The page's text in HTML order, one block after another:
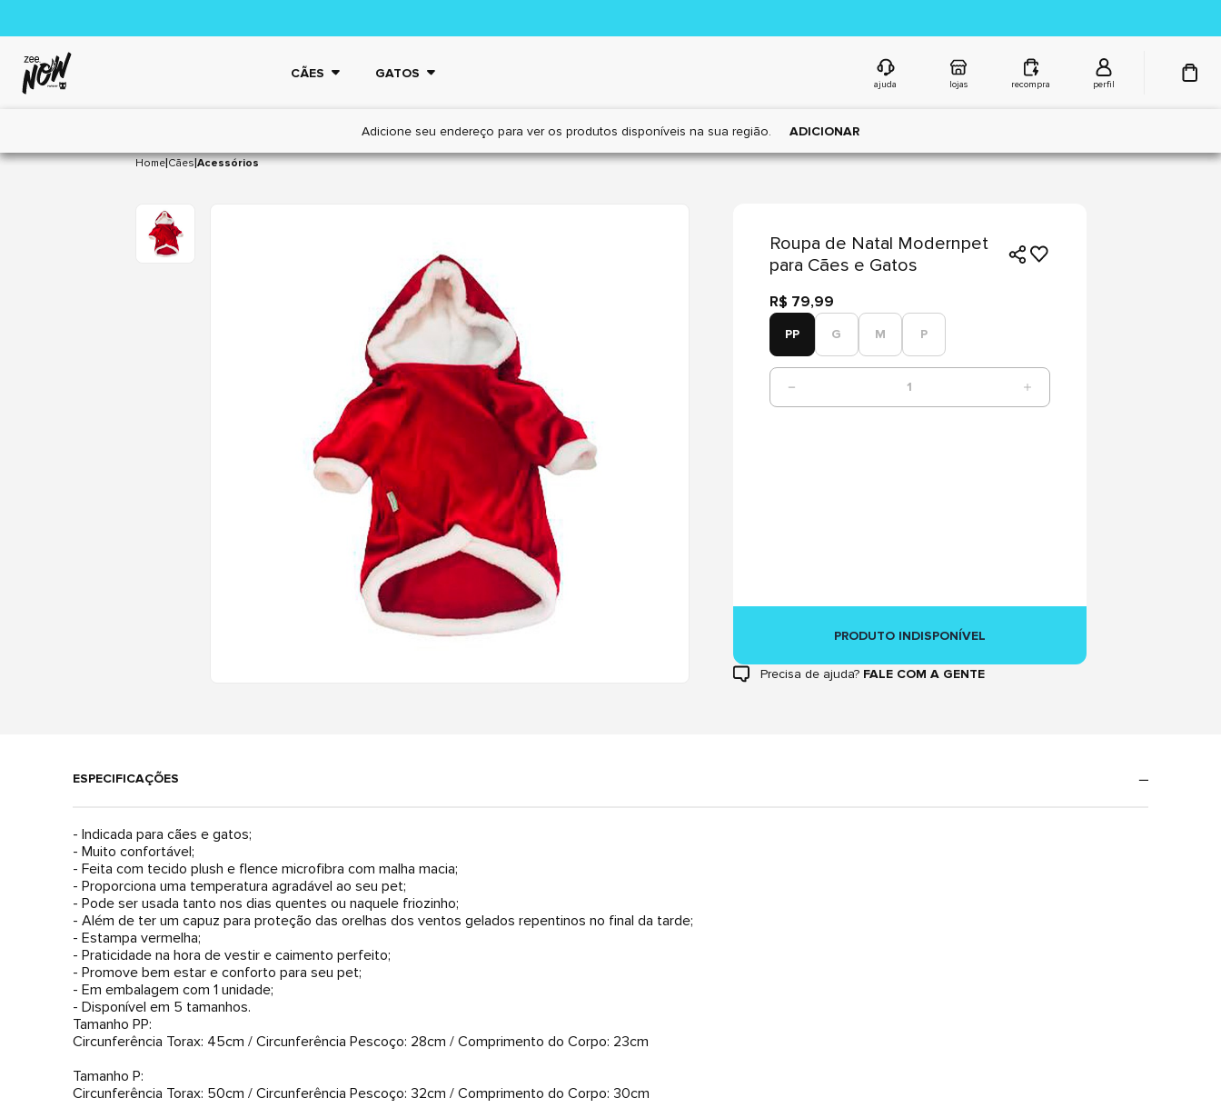
CÃES GATOS
ajuda lojas recompra perfil
Adicione seu endereço para ver os produtos disponíveis na sua região. ADICIONAR
Home|Cães|Acessórios
Roupa de Natal Modernpet
para Cães e Gatos
R$ 79,99
PP G M P
1
PRODUTO INDISPONÍVEL
Precisa de ajuda? FALE COM A GENTE
ESPECIFICAÇÕES
- Indicada para cães e gatos;
- Muito confortável;
- Feita com tecido plush e flence microfibra com malha macia;
- Proporciona uma temperatura agradável ao seu pet;
- Pode ser usada tanto nos dias quentes ou naquele friozinho;
- Além de ter um capuz para proteção das orelhas dos ventos gelados repentinos no final da tarde;
- Estampa vermelha;
- Praticidade na hora de vestir e caimento perfeito;
- Promove bem estar e conforto para seu pet;
- Em embalagem com 1 unidade;
- Disponível em 5 tamanhos.
Tamanho PP:
Circunferência Torax: 45cm / Circunferência Pescoço: 28cm / Comprimento do Corpo: 23cm
Tamanho P:
Circunferência Torax: 50cm / Circunferência Pescoço: 32cm / Comprimento do Corpo: 30cm